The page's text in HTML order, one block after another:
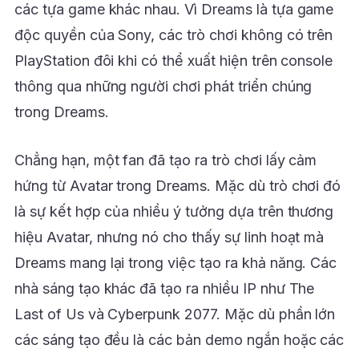
các tựa game khác nhau. Vì Dreams là tựa game
độc quyền của Sony, các trò chơi không có trên
PlayStation đôi khi có thể xuất hiện trên console
thông qua những người chơi phát triển chúng
trong Dreams.
Chẳng hạn, một fan đã tạo ra trò chơi lấy cảm
hứng từ Avatar trong Dreams. Mặc dù trò chơi đó
là sự kết hợp của nhiều ý tưởng dựa trên thương
hiệu Avatar, nhưng nó cho thấy sự linh hoạt mà
Dreams mang lại trong việc tạo ra khả năng. Các
nhà sáng tạo khác đã tạo ra nhiều IP như The
Last of Us và Cyberpunk 2077. Mặc dù phần lớn
các sáng tạo đều là các bản demo ngắn hoặc các